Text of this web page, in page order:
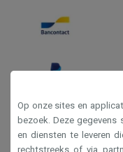
Op onze sites en
bezoek. Deze
en diensten te leveren
rechtstreeks of via